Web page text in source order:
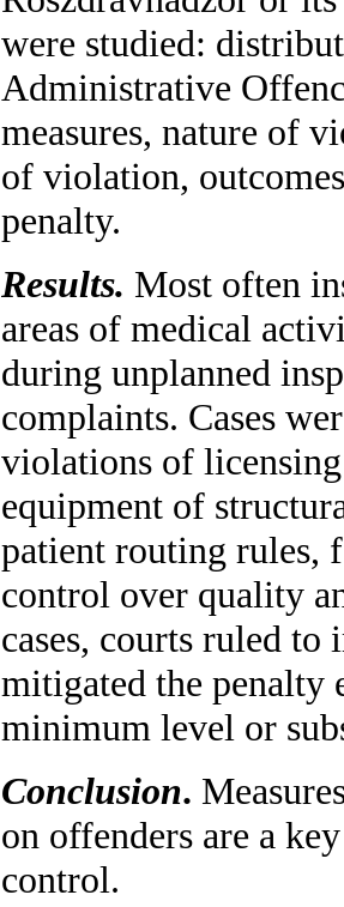
were studied:
Administrative
measures, nature of
of violation,
penalty.
Results. Most often
areas of medical
during unplanned
complaints. Cases
violations of
equipment of
patient routing rules,
control over quality
cases, courts ruled
mitigated the penalty
minimum level or
Conclusion.
on offenders are a
control.